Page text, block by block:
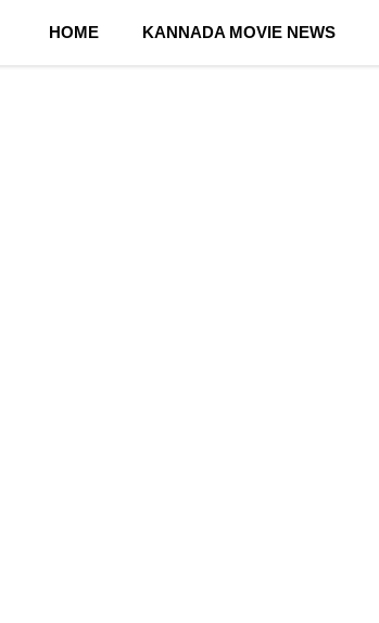
HOME KANNADA MOVIE NEWS